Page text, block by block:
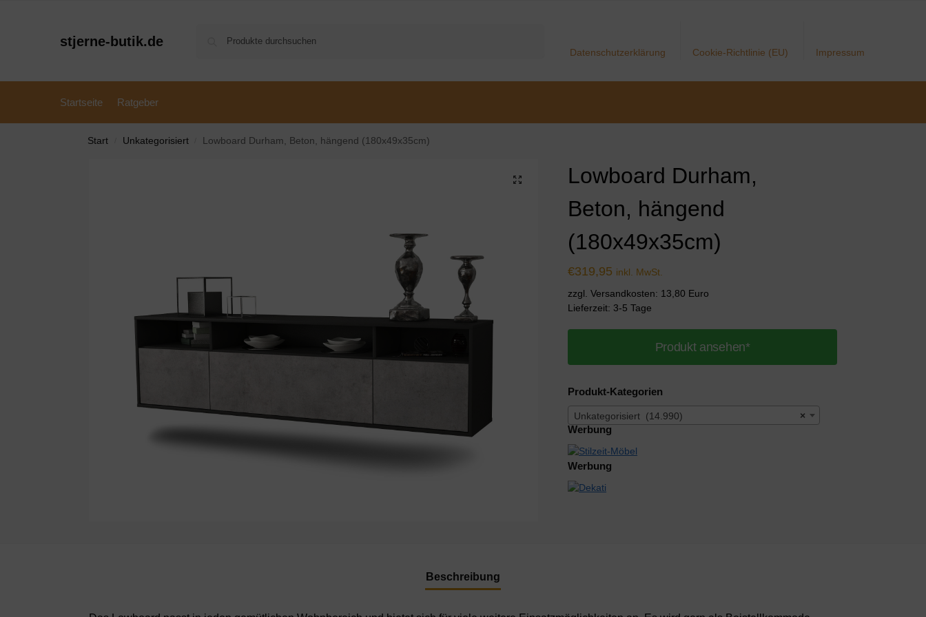
stjerne-butik.de
Datenschutzerklärung Cookie-Richtlinie (EU) Impressum
Startseite Ratgeber
Start Unkategorisiert Lowboard Durham, Beton, hängend (180x49x35cm)
Lowboard Durham,
Beton, hängend
(180x49x35cm)
€319,95 inkl. MwSt.
zzgl. Versandkosten: 13,80 Euro
Lieferzeit: 3-5 Tage
Produkt ansehen*
Produkt-Kategorien
×
Unkategorisiert (14.990)
Werbung
Werbung
Beschreibung